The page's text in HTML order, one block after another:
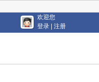
欢迎您
登录
注册